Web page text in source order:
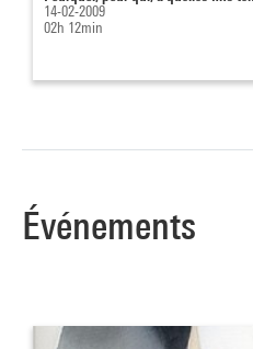
14-02-2009
02h 12min
Événements